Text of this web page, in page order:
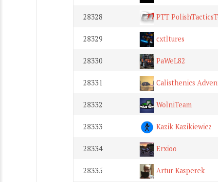
28328 PTT
28329 cxtltures
28330 PaWeL82
28331 Calisthenics
28332 WolniTeam
28333 Kazik Kazikiewicz
28334 Erxioo
28335 Artur Kasperek